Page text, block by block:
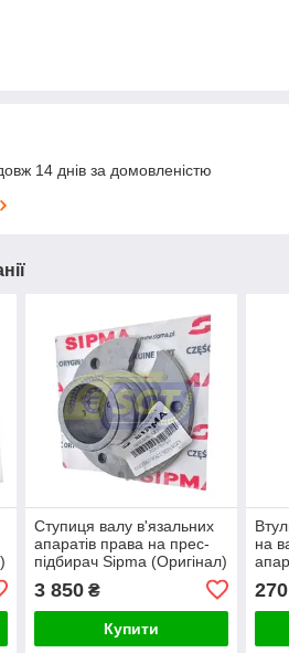
14 днів за домовленістю
Ступиця валу в'язальних
апаратів права на прес-
підбирач Sipma (Оригінал)
3 850₴
Купити
на
270